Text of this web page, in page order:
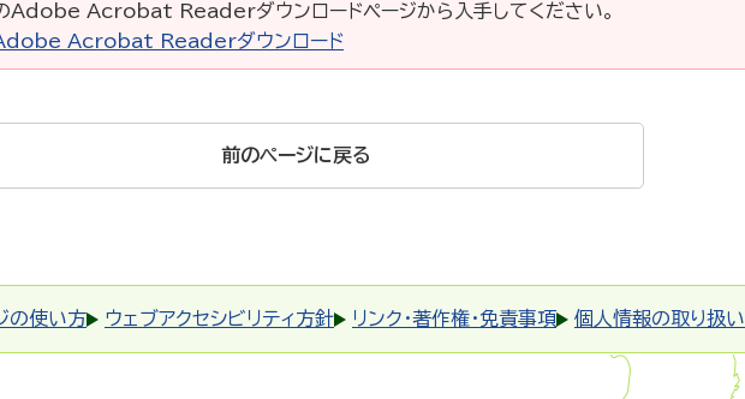
Adobe Acrobat Readerダウンロードページから入手してください。
Acrobat Readerダウンロード
前のページに戻る
の使い方 ウェブアクセシビリティ方針 リンク・著作権・免責事項 個人情報の取り扱い